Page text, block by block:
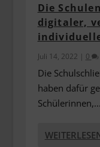
Die
digitaler,
Juli 14, 2022 | 0
Die
haben dafür
Schülerinnen,...